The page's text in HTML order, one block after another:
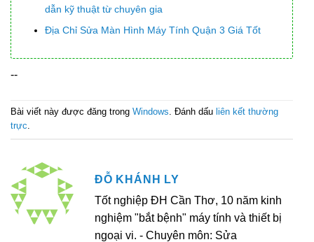
dẫn kỹ thuật từ chuyên gia
Địa Chỉ Sửa Màn Hình Máy Tính Quận 3 Giá Tốt
--
Bài viết này được đăng trong Windows . Đánh dấu liên kết thường
trực
ĐỖ KHÁNH LY
Tốt nghiệp ĐH Cần Thơ, 10 năm kinh
nghiệm "bắt bệnh" máy tính và thiết bị
ngoại vi. - Chuyên môn: Sửa